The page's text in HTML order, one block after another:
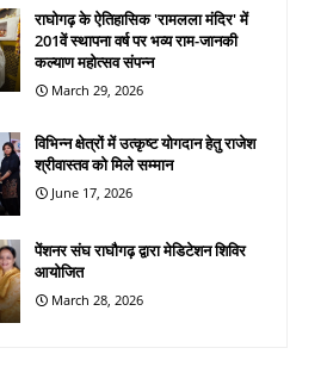
राघोगढ़ के ऐतिहासिक 'रामलला मंदिर' में
201वें स्थापना वर्ष पर भव्य राम-जानकी
कल्याण महोत्सव संपन्न
March 29, 2026
विभिन्न क्षेत्रों में उत्कृष्ट योगदान हेतु राजेश
श्रीवास्तव को मिले सम्मान
June 17, 2026
पेंशनर संघ राघौगढ़ द्वारा मेडिटेशन शिविर
आयोजित
March 28, 2026